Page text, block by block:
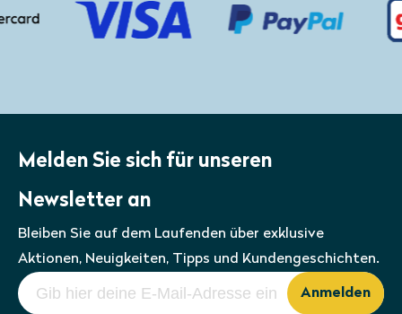
Sie über die Bestelloption für nicht
standardisierte Größen angeben. So
Melden Sie sich für unseren
Newsletter an
Bleiben Sie auf dem Laufenden über exklusive
Aktionen, Neuigkeiten, Tipps und Kundengeschichten.
Anmelden